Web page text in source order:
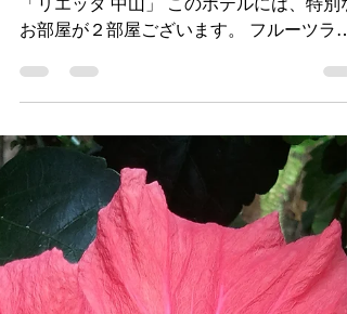
ク、楽しくて不思議な世
界で宿泊できます。里耶
塔中山旅館沖縄名護飯店
沖縄フルーツランドに隣接しているホテル
「リエッタ 中山」 このホテルには、特別な
お部屋が２部屋ございます。 フルーツラン
ドの絵本の世界「トロピカル王国物語」の
部屋です。 絵本の可愛さや不思議な世界観
となっております。 子供達を始め皆様から